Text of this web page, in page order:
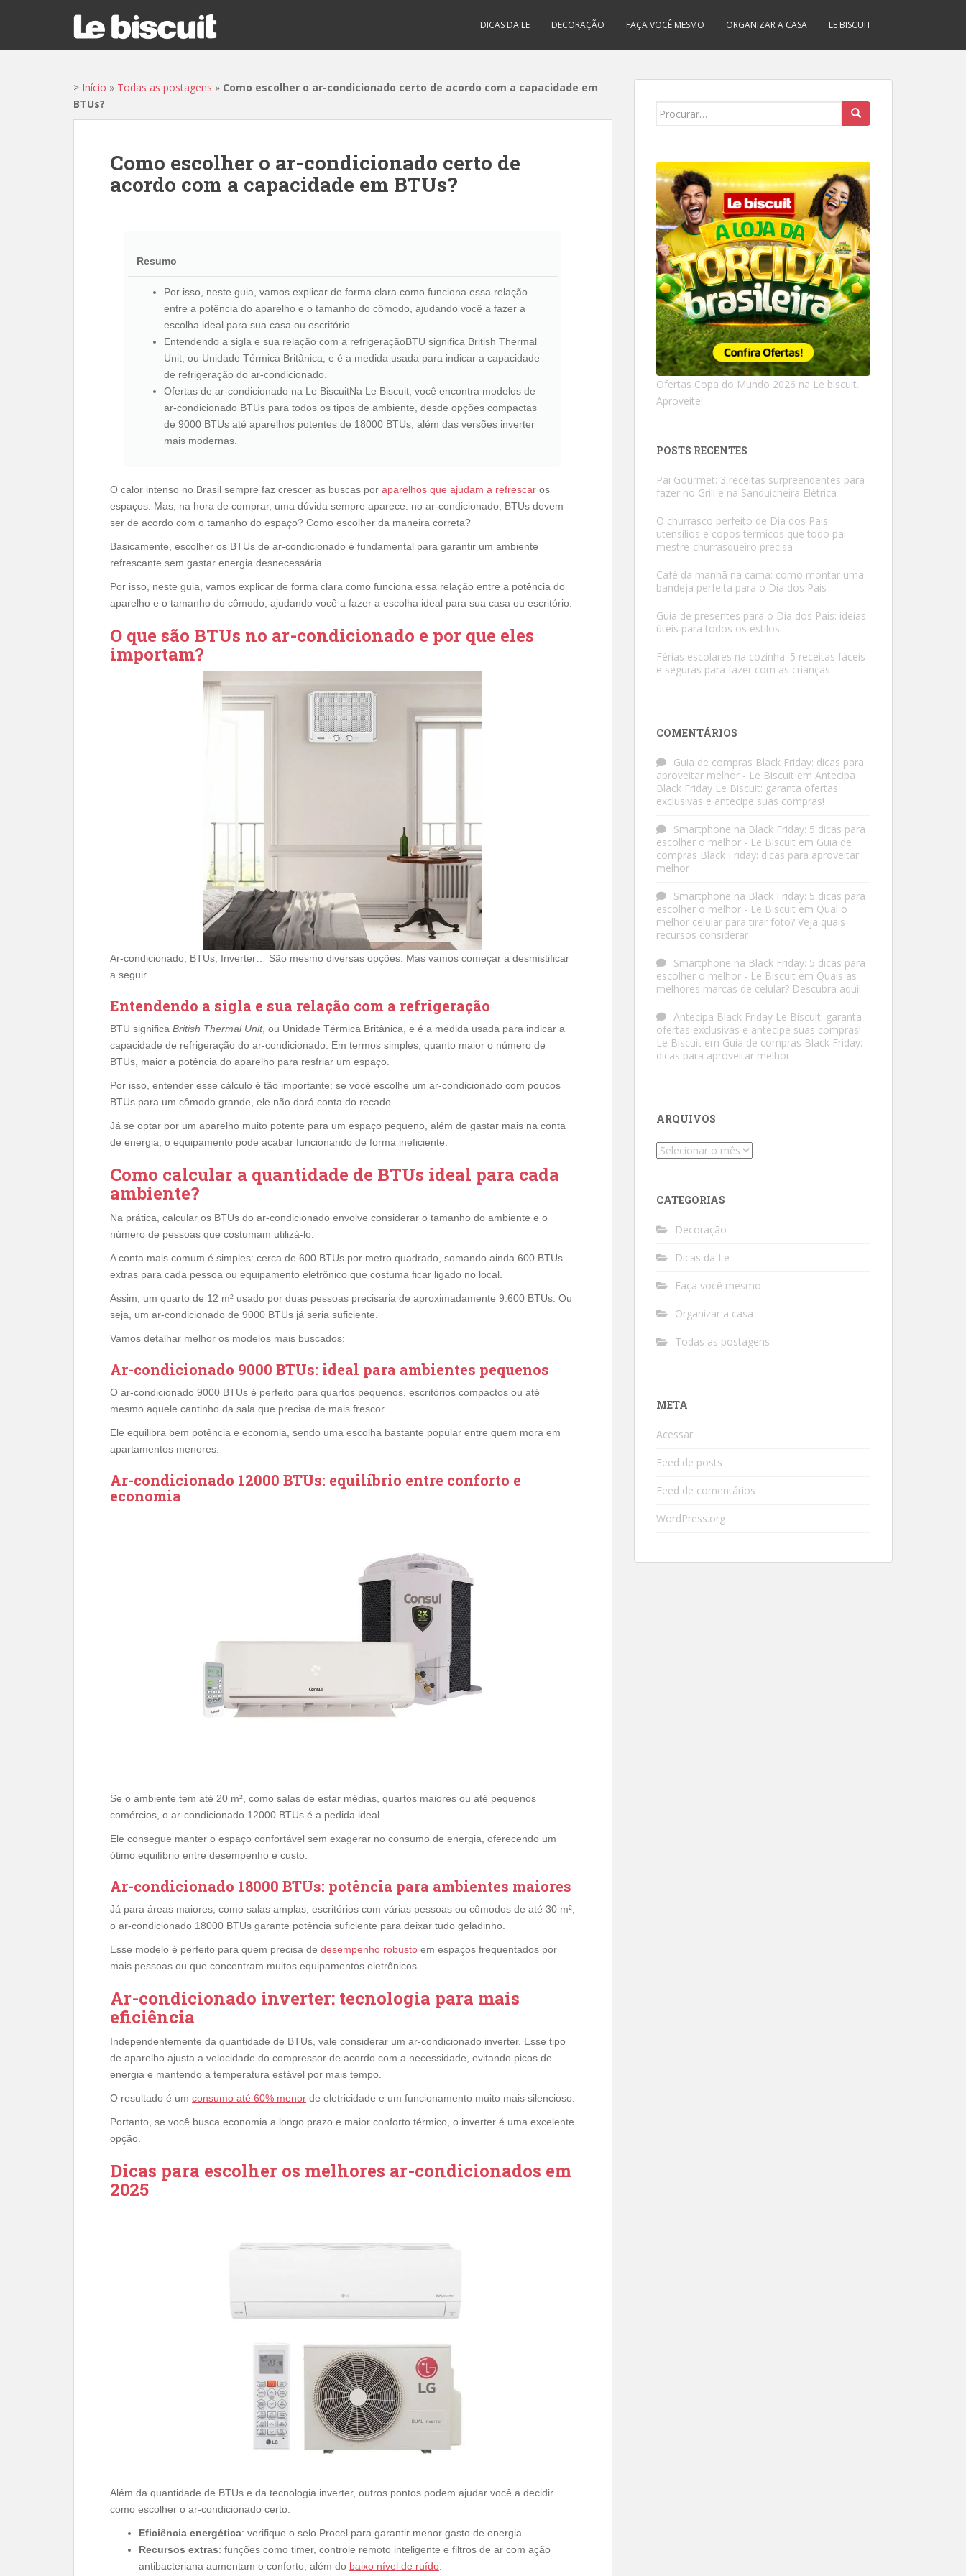
DICAS DA LE DECORAÇÃO FAÇA VOCÊ MESMO ORGANIZAR A CASA LE BISCUIT
> Início » Todas as postagens » Como escolher o ar-condicionado certo de acordo com a capacidade em
BTUs?
Como escolher o ar-condicionado certo de
acordo com a capacidade em BTUs?
Resumo
Por isso, neste guia, vamos explicar de forma clara como funciona essa relação
entre a potência do aparelho e o tamanho do cômodo, ajudando você a fazer a
escolha ideal para sua casa ou escritório.
Entendendo a sigla e sua relação com a refrigeraçãoBTU significa British Thermal
Unit, ou Unidade Térmica Britânica, e é a medida usada para indicar a capacidade
de refrigeração do ar-condicionado.
Ofertas de ar-condicionado na Le BiscuitNa Le Biscuit, você encontra modelos de
ar-condicionado BTUs para todos os tipos de ambiente, desde opções compactas
de 9000 BTUs até aparelhos potentes de 18000 BTUs, além das versões inverter
mais modernas.
O calor intenso no Brasil sempre faz crescer as buscas por aparelhos que ajudam a refrescar os
espaços. Mas, na hora de comprar, uma dúvida sempre aparece: no ar-condicionado, BTUs devem
ser de acordo com o tamanho do espaço? Como escolher da maneira correta?
Basicamente, escolher os BTUs de ar-condicionado é fundamental para garantir um ambiente
refrescante sem gastar energia desnecessária.
Por isso, neste guia, vamos explicar de forma clara como funciona essa relação entre a potência do
aparelho e o tamanho do cômodo, ajudando você a fazer a escolha ideal para sua casa ou escritório.
O que são BTUs no ar-condicionado e por que eles
importam?
Ar-condicionado, BTUs, Inverter… São mesmo diversas opções. Mas vamos começar a desmistificar
a seguir.
Entendendo a sigla e sua relação com a refrigeração
BTU significa British Thermal Unit, ou Unidade Térmica Britânica, e é a medida usada para indicar a
capacidade de refrigeração do ar-condicionado. Em termos simples, quanto maior o número de
BTUs, maior a potência do aparelho para resfriar um espaço.
Por isso, entender esse cálculo é tão importante: se você escolhe um ar-condicionado com poucos
BTUs para um cômodo grande, ele não dará conta do recado.
Já se optar por um aparelho muito potente para um espaço pequeno, além de gastar mais na conta
de energia, o equipamento pode acabar funcionando de forma ineficiente.
Como calcular a quantidade de BTUs ideal para cada
ambiente?
Na prática, calcular os BTUs do ar-condicionado envolve considerar o tamanho do ambiente e o
número de pessoas que costumam utilizá-lo.
A conta mais comum é simples: cerca de 600 BTUs por metro quadrado, somando ainda 600 BTUs
extras para cada pessoa ou equipamento eletrônico que costuma ficar ligado no local.
Assim, um quarto de 12 m² usado por duas pessoas precisaria de aproximadamente 9.600 BTUs. Ou
seja, um ar-condicionado de 9000 BTUs já seria suficiente.
Vamos detalhar melhor os modelos mais buscados:
Ar-condicionado 9000 BTUs: ideal para ambientes pequenos
O ar-condicionado 9000 BTUs é perfeito para quartos pequenos, escritórios compactos ou até
mesmo aquele cantinho da sala que precisa de mais frescor.
Ele equilibra bem potência e economia, sendo uma escolha bastante popular entre quem mora em
apartamentos menores.
Ar-condicionado 12000 BTUs: equilíbrio entre conforto e
economia
Se o ambiente tem até 20 m², como salas de estar médias, quartos maiores ou até pequenos
comércios, o ar-condicionado 12000 BTUs é a pedida ideal.
Ele consegue manter o espaço confortável sem exagerar no consumo de energia, oferecendo um
ótimo equilíbrio entre desempenho e custo.
Ar-condicionado 18000 BTUs: potência para ambientes maiores
Já para áreas maiores, como salas amplas, escritórios com várias pessoas ou cômodos de até 30 m²,
o ar-condicionado 18000 BTUs garante potência suficiente para deixar tudo geladinho.
Esse modelo é perfeito para quem precisa de desempenho robusto em espaços frequentados por
mais pessoas ou que concentram muitos equipamentos eletrônicos.
Ar-condicionado inverter: tecnologia para mais
eficiência
Independentemente da quantidade de BTUs, vale considerar um ar-condicionado inverter. Esse tipo
de aparelho ajusta a velocidade do compressor de acordo com a necessidade, evitando picos de
energia e mantendo a temperatura estável por mais tempo.
O resultado é um consumo até 60% menor de eletricidade e um funcionamento muito mais silencioso.
Portanto, se você busca economia a longo prazo e maior conforto térmico, o inverter é uma excelente
opção.
Dicas para escolher os melhores ar-condicionados em
2025
Além da quantidade de BTUs e da tecnologia inverter, outros pontos podem ajudar você a decidir
como escolher o ar-condicionado certo:
Eficiência energética: verifique o selo Procel para garantir menor gasto de energia.
Recursos extras: funções como timer, controle remoto inteligente e filtros de ar com ação
antibacteriana aumentam o conforto, além do baixo nível de ruído.
Search
Ofertas Copa do Mundo 2026 na Le biscuit.
Aproveite!
POSTS RECENTES
Pai Gourmet: 3 receitas surpreendentes para
fazer no Grill e na Sanduicheira Elétrica
O churrasco perfeito de Dia dos Pais:
utensílios e copos térmicos que todo pai
mestre-churrasqueiro precisa
Café da manhã na cama: como montar uma
bandeja perfeita para o Dia dos Pais
Guia de presentes para o Dia dos Pais: ideias
úteis para todos os estilos
Férias escolares na cozinha: 5 receitas fáceis
e seguras para fazer com as crianças
COMENTÁRIOS
Guia de compras Black Friday: dicas para
aproveitar melhor - Le Biscuit em Antecipa
Black Friday Le Biscuit: garanta ofertas
exclusivas e antecipe suas compras!
Smartphone na Black Friday: 5 dicas para
escolher o melhor - Le Biscuit em Guia de
compras Black Friday: dicas para aproveitar
melhor
Smartphone na Black Friday: 5 dicas para
escolher o melhor - Le Biscuit em Qual o
melhor celular para tirar foto? Veja quais
recursos considerar
Smartphone na Black Friday: 5 dicas para
escolher o melhor - Le Biscuit em Quais as
melhores marcas de celular? Descubra aqui!
Antecipa Black Friday Le Biscuit: garanta
ofertas exclusivas e antecipe suas compras! -
Le Biscuit em Guia de compras Black Friday:
dicas para aproveitar melhor
ARQUIVOS
Arquivos
CATEGORIAS
Decoração
Dicas da Le
Faça você mesmo
Organizar a casa
Todas as postagens
META
Acessar
Feed de posts
Feed de comentários
WordPress.org